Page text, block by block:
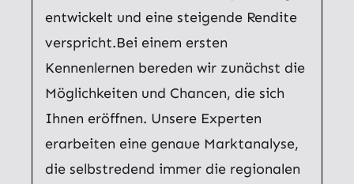
entwickelt und eine steigende Rendite
verspricht.Bei einem ersten
Kennenlernen bereden wir zunächst die
Möglichkeiten und Chancen, die sich
Ihnen eröffnen. Unsere Experten
erarbeiten eine genaue Marktanalyse,
die selbstredend immer die regionalen